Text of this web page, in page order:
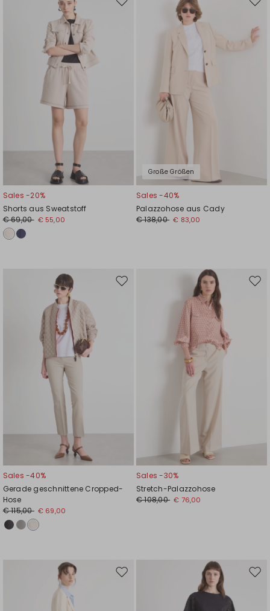
Auf
Sales -20%
Shorts aus Sweatstoff
€ 69,00 € 55,00
Große Größen
Auf
Sales -40%
Palazzohose aus Cady
€ 138,00 € 83,00
Auf
Sales -40%
Gerade geschnittene Cropped-
Hose
€ 115,00 € 69,00
Auf
Sales -30%
Stretch-Palazzohose
€ 108,00 € 76,00
Auf
Auf